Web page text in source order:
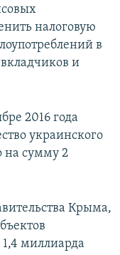
налоговую
в
и
2016 года
украинского
на сумму 2
Крыма,
миллиарда